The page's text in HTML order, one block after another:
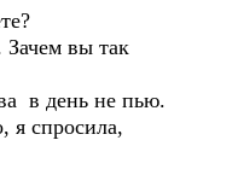
вы так
в день не пью.
я спросила,